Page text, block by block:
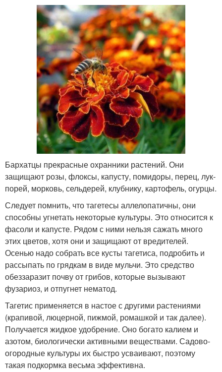
Бархатцы прекрасные охранники растений. Они
защищают розы, флоксы, капусту, помидоры, перец, лук-
порей, морковь, сельдерей, клубнику, картофель, огурцы.
Следует помнить, что тагетесы аллелопатичны, они
способны угнетать некоторые культуры. Это относится к
фасоли и капусте. Рядом с ними нельзя сажать много
этих цветов, хотя они и защищают от вредителей.
Осенью надо собрать все кусты тагетиса, подробить и
рассыпать по грядкам в виде мульчи. Это средство
обеззаразит почву от грибов, которые вызывают
фузариоз, и отпугнет нематод.
Тагетис применяется в настое с другими растениями
(крапивой, люцерной, пижмой, ромашкой и так далее).
Получается жидкое удобрение. Оно богато калием и
азотом, биологически активными веществами. Садово-
огородные культуры их быстро усваивают, поэтому
такая подкормка весьма эффективна.